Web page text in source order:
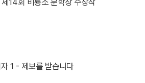
14회 비룡소 문학상 수상작
1 - 제보를 받습니다